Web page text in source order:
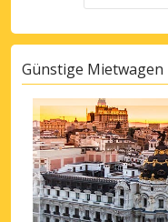
Günstige Mietwagen